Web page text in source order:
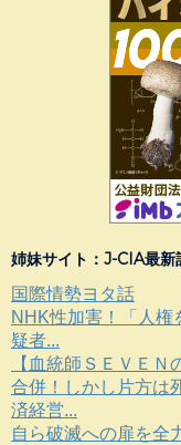
姉妹サイト：J-CIA最新
国際情勢ヨタ話
NHK性加害！「人権
疑者...
【血統師ＳＥＶＥＮ
合併！しかし片方は
済経営...
自ら破滅への扉を全